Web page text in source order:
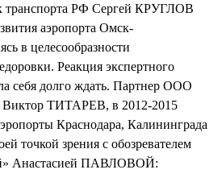
транспорта РФ Сергей КРУГЛОВ
аэропорта Омск-
в целесообразности
Реакция экспертного
себя долго ждать. Партнер ООО
Виктор ТИТАРЕВ, в 2012-2015
Краснодара, Калининграда
точкой зрения с обозревателем
Анастасией ПАВЛОВОЙ: